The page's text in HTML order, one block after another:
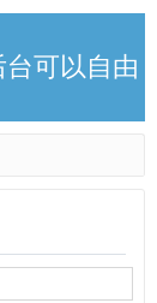
可以自由